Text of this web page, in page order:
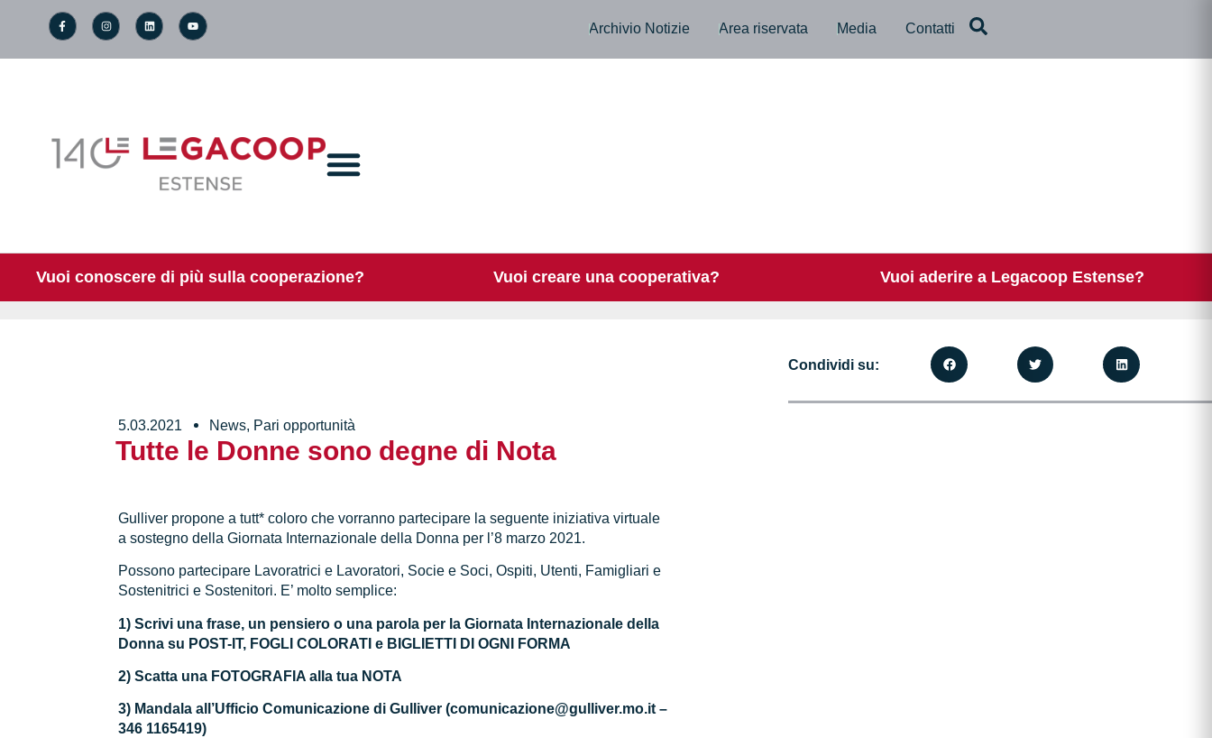
Archivio Notizie Area riservata Media Contatti
Vuoi conoscere di più sulla cooperazione? Vuoi creare una cooperativa? Vuoi aderire a Legacoop Estense?
5.03.2021 News, Pari opportunità
Tutte le Donne sono degne di Nota
Gulliver propone a tutt* coloro che vorranno partecipare la seguente iniziativa virtuale
a sostegno della Giornata Internazionale della Donna per l’8 marzo 2021.
Possono partecipare Lavoratrici e Lavoratori, Socie e Soci, Ospiti, Utenti, Famigliari e
Sostenitrici e Sostenitori. E’ molto semplice:
1) Scrivi una frase, un pensiero o una parola per la Giornata Internazionale della
Donna su POST-IT, FOGLI COLORATI e BIGLIETTI DI OGNI FORMA
2) Scatta una FOTOGRAFIA alla tua NOTA
3) Mandala all’Ufficio Comunicazione di Gulliver (comunicazione@gulliver.mo.it –
346 1165419)
Condividi su: